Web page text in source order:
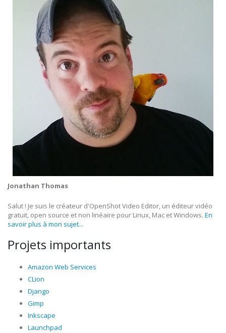
Jonathan Thomas
Salut ! Je suis le créateur d'OpenShot Video Editor, un éditeur vidéo
gratuit, open source et non linéaire pour Linux, Mac et Windows. En
savoir plus à mon sujet...
Projets importants
Amazon Web Services
CLion
Django
Gimp
Inkscape
Launchpad